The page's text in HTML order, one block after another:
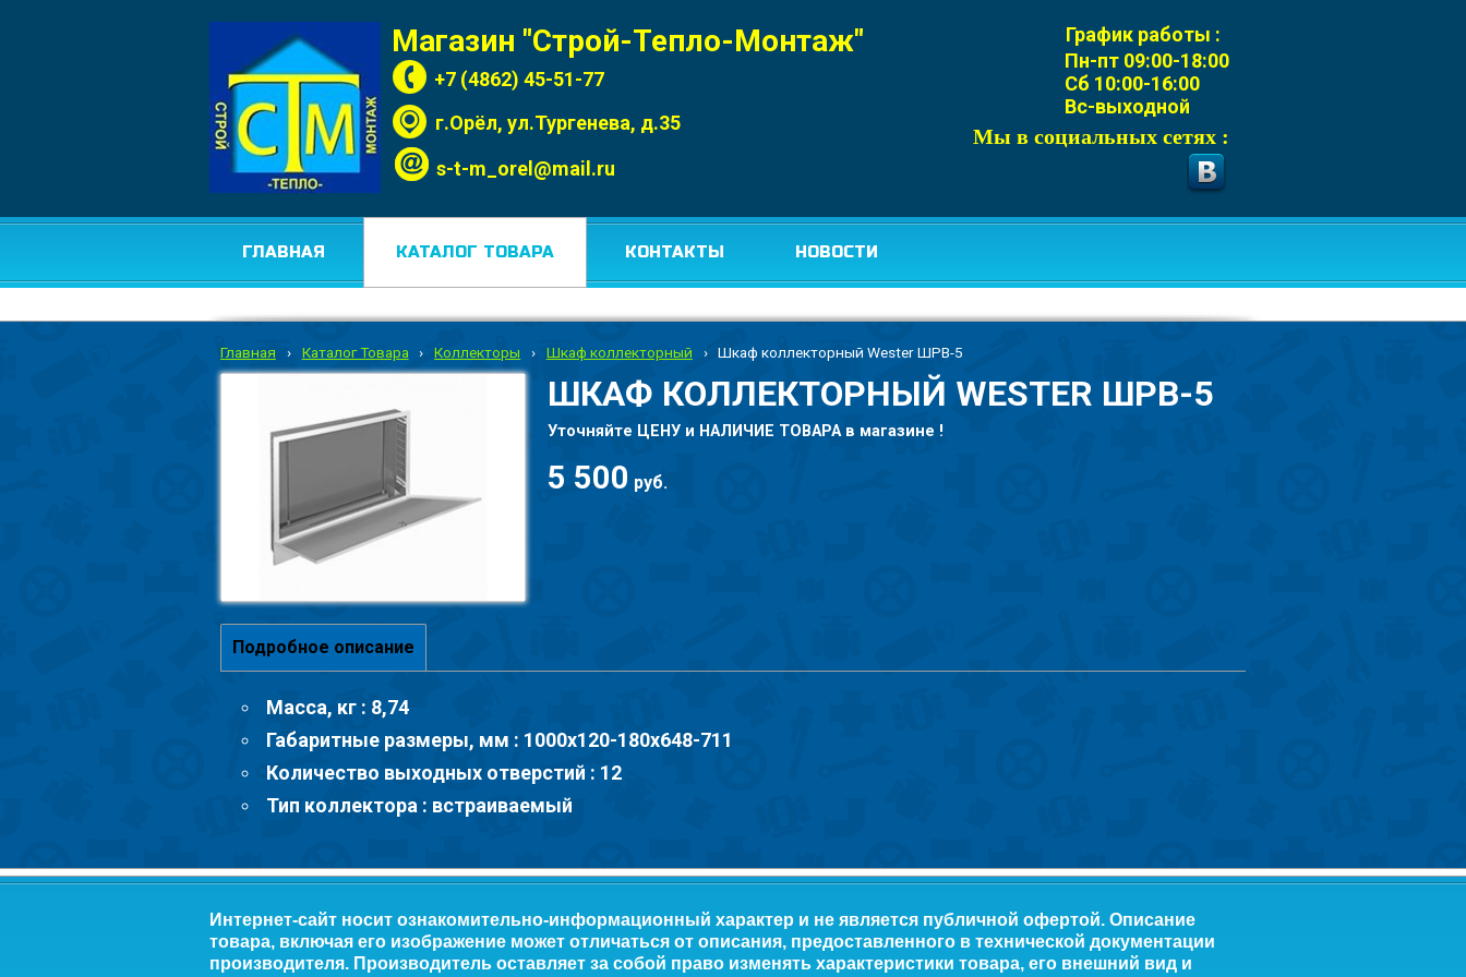
Магазин "Строй-Тепло-Монтаж"
+7 (4862) 45-51-77
г.Орёл, ул.Тургенева, д.35
s-t-m_orel@mail.ru
Мы в социальных сетях :
График работы :
Пн-пт 09:00-18:00
Сб 10:00-16:00
Вс-выходной
ГЛАВНАЯ КАТАЛОГ ТОВАРА КОНТАКТЫ НОВОСТИ
Главная › Каталог Товара › Коллекторы › Шкаф коллекторный › Шкаф коллекторный Wester ШРВ-5
ШКАФ КОЛЛЕКТОРНЫЙ WESTER ШРВ-5
Уточняйте ЦЕНУ и НАЛИЧИЕ ТОВАРА в магазине !
5 500 руб.
Подробное описание
Масса, кг : 8,74
Габаритные размеры, мм : 1000х120-180х648-711
Количество выходных отверстий : 12
Тип коллектора : встраиваемый
Интернет-сайт носит ознакомительно-информационный характер и не является публичной офертой. Описание
товара, включая его изображение может отличаться от описания, предоставленного в технической документации
производителя. Производитель оставляет за собой право изменять характеристики товара, его внешний вид и